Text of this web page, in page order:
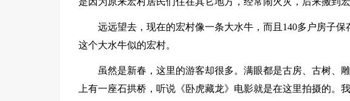
远远望去，现在的宏村像一条大水牛，而且140多户房子
这个大水牛似的宏村。
虽然是新春，这里的游客却很多。满眼都是古房、古树
上有一座石拱桥，听说《卧虎藏龙》电影就是在这里拍摄的。